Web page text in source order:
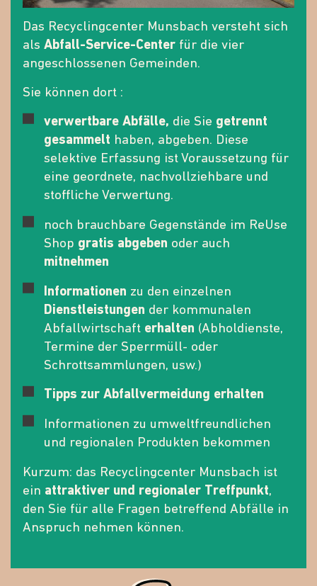
Das Recyclingcenter Munsbach versteht sich
alsAbfall-Service-Center für die vier
angeschlossenen Gemeinden.
Sie können dort :
verwertbare Abfälle, die Sie getrennt
gesammelt haben, abgeben. Diese
selektive Erfassung ist Voraussetzung für
eine geordnete, nachvollziehbare und
stoffliche Verwertung.
noch brauchbare Gegenstände im ReUse
Shop gratis abgeben oder auch
mitnehmen
Informationen zu den einzelnen
Dienstleistungen der kommunalen
Abfallwirtschaft erhalten (Abholdienste,
Termine der Sperrmüll- oder
Schrottsammlungen, usw.)
Tipps zur Abfallvermeidung erhalten
Informationen zu umweltfreundlichen
und regionalen Produkten bekommen
Kurzum: das Recyclingcenter Munsbach ist
ein attraktiver und regionaler Treffpunkt,
den Sie für alle Fragen betreffend Abfälle in
Anspruch nehmen können.